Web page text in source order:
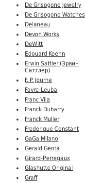
De Grisogono Jewelry
De Grisogono Watches
Delaneau
Devon Works
DeWitt
Edouard Koehn
Erwin Sattler (Эрвин
Саттлер)
F. P. Journe
Favre-Leuba
Franc Vila
Franck Dubarry
Franck Muller
Frederique Constant
GaGa Milano
Gerald Genta
Girard-Perregaux
Glashutte Original
Graff